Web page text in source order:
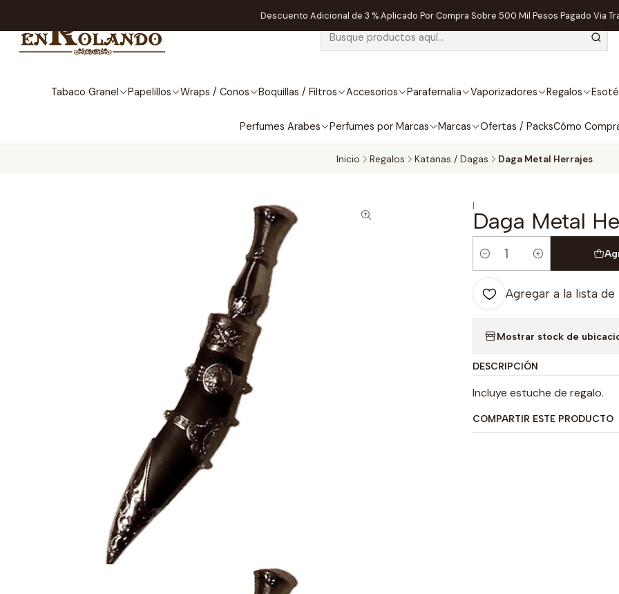
Tabaco Granel Papelillos Wraps / Conos Boquillas / Filtros Accesorios Parafernalia Vaporizadores Regalos
Perfumes Arabes Perfumes por Marcas Marcas Ofertas / PacksCómo
Descuento Adicional de 3 % Aplicado Por Compra Sobre 500 Mil Pesos Pagado Via
Inicio Regalos Katanas / Dagas Daga Metal Herrajes
|
Daga Metal
Cantidad
Agregar a la lista
Mostrar stock de
DESCRIPCIÓN
Incluye estuche de regalo.
COMPARTIR ESTE PRODUCTO